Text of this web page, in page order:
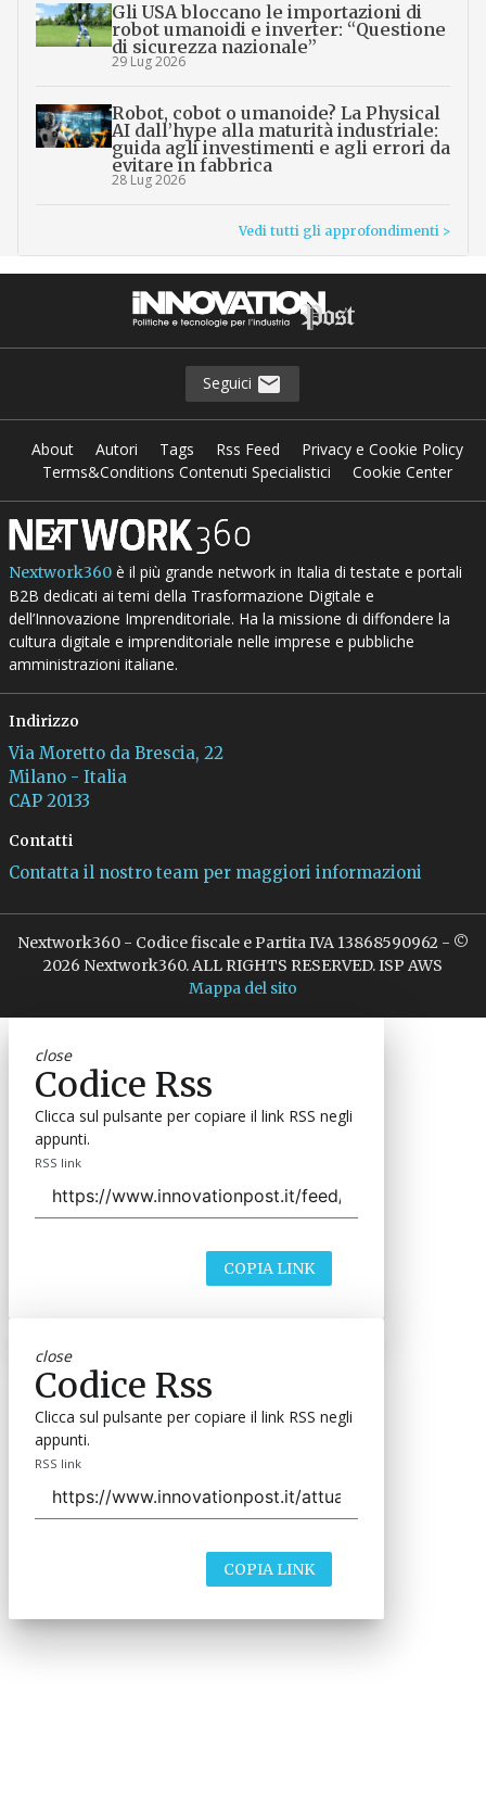
Gli USA bloccano le importazioni di
robot umanoidi e inverter: “Questione
di sicurezza nazionale”
29 Lug 2026
Robot, cobot o umanoide? La Physical
AI dall’hype alla maturità industriale:
guida agli investimenti e agli errori da
evitare in fabbrica
28 Lug 2026
Vedi tutti gli approfondimenti >
Seguici
About Autori Tags Rss Feed
Privacy e Cookie Policy
Terms&Conditions Contenuti Specialistici
Cookie Center
Nextwork360è il più grande network in Italia di testate e portali
B2B dedicati ai temi della Trasformazione Digitale e
dell’Innovazione Imprenditoriale. Ha la missione di diffondere la
cultura digitale e imprenditoriale nelle imprese e pubbliche
amministrazioni italiane.
Indirizzo
Via Moretto da Brescia, 22
Milano - Italia
CAP 20133
Contatti
Contatta il nostro team per maggiori informazioni
Nextwork360 - Codice fiscale e Partita IVA 13868590962 - ©
2026 Nextwork360. ALL RIGHTS RESERVED. ISP AWS
Mappa del sito
close
Codice Rss
Clicca sul pulsante per copiare il link RSS negli
appunti.
RSS link
COPIA LINK
close
Codice Rss
Clicca sul pulsante per copiare il link RSS negli
appunti.
RSS link
COPIA LINK